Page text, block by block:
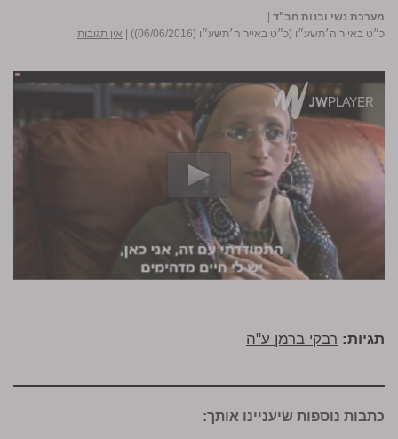
מערכת נשי ובנות חב"ד |
כ״ט באייר ה׳תשע״ו (כ״ט באייר ה׳תשע״ו (06/06/2016))
| אין תגובות
תגיות: רבקי ברמן ע"ה
כתבות נוספות שיעניינו אותך: